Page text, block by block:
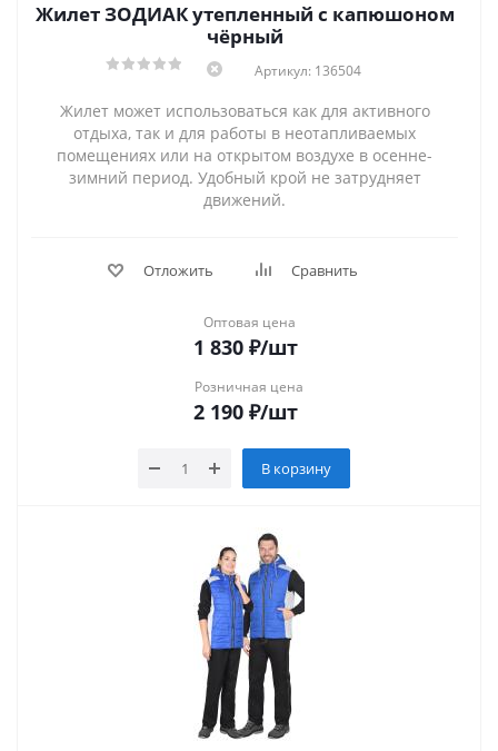
Жилет ЗОДИАК утепленный с капюшоном
чёрный
Артикул: 136504
Жилет может использоваться как для активного
отдыха, так и для работы в неотапливаемых
помещениях или на открытом воздухе в осенне-
зимний период. Удобный крой не затрудняет
движений.
Отложить Сравнить
Оптовая цена
1 830₽/шт
Розничная цена
2 190₽/шт
В корзину